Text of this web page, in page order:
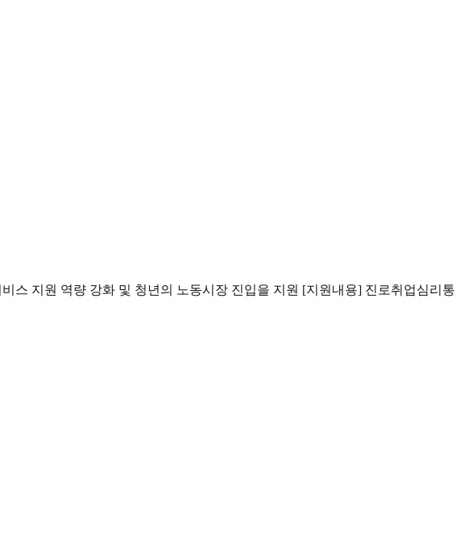
스 지원 역량 강화 및 청년의 노동시장 진입을 지원 [지원내용] 진로취업심리통